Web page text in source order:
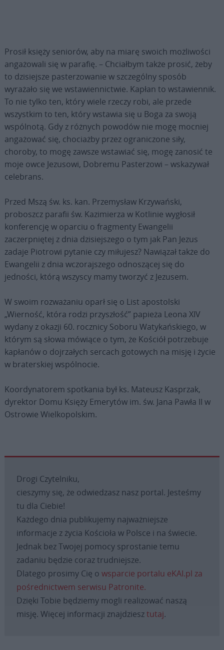
Prosił księży seniorów, aby na miarę swoich możliwości
angażowali się w parafię. – Chciałbym także prosić, żeby
to dzisiejsze pasterzowanie w szczególny sposób
wyrażało się we wstawiennictwie. Kapłan to wstawiennik.
To nie tylko ten, który wiele rzeczy robi, ale przede
wszystkim to ten, który wstawia się u Boga za swoją
wspólnotą. Gdy z różnych powodów nie mogę mocniej
angażować się, chociażby przez ograniczone siły,
choroby, to mogę zawsze wstawiać się, mogę zanosić te
moje owce Jezusowi, Dobremu Pasterzowi – wskazywał
celebrans.
Przed Mszą św. ks. kan. Przemysław Krzywański,
proboszcz parafii św. Kazimierza w Kotlinie wygłosił
konferencję w oparciu o fragmenty Ewangelii
zaczerpniętej z dnia dzisiejszego o tym jak Pan Jezus
zadaje Piotrowi pytanie czy miłujesz? Nawiązał także do
Ewangelii z dnia wczorajszego odnoszącej się do
jedności, którą wszyscy mamy tworzyć z Jezusem.
W swoim rozważaniu oparł się o List apostolski
„Wierność, która rodzi przyszłość” papieża Leona XIV
wydany z okazji 60. rocznicy Soboru Watykańskiego, w
którym są słowa mówiące o tym, że Kościół potrzebuje
kapłanów o dojrzałych sercach gotowych na misję i życie
w braterskiej wspólnocie.
Koordynatorem spotkania był ks. Mateusz Kasprzak,
dyrektor Domu Księży Emerytów im. św. Jana Pawła II w
Ostrowie Wielkopolskim.
Drogi Czytelniku,
cieszymy się, że odwiedzasz nasz portal. Jesteśmy
tu dla Ciebie!
Każdego dnia publikujemy najważniejsze
informacje z życia Kościoła w Polsce i na świecie.
Jednak bez Twojej pomocy sprostanie temu
zadaniu będzie coraz trudniejsze.
Dlatego prosimy Cię o wsparcie portalu eKAI.pl za
pośrednictwem serwisu Patronite.
Dzięki Tobie będziemy mogli realizować naszą
misję. Więcej informacji znajdziesztutaj.